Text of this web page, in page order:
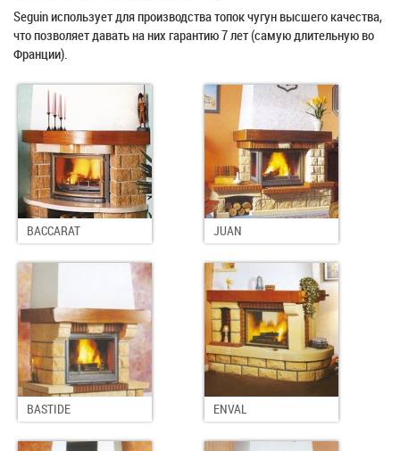
Seguin использует для производства топок чугун высшего качества,
что позволяет давать на них гарантию 7 лет (самую длительную во
Франции).
BACCARAT JUAN
BASTIDE ENVAL